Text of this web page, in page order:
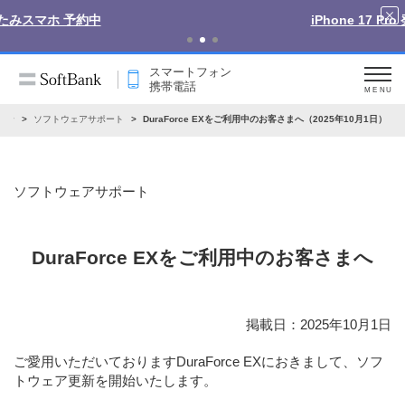
スマートフォン
携帯電話
MENU
せ ソフトウェアサポート DuraForce EXをご利用中のお客さまへ（2025年10月1日）
ソフトウェアサポート
DuraForce EXをご利用中のお客さまへ
掲載日：2025年10月1日
ご愛用いただいておりますDuraForce EXにおきまして、ソフ
トウェア更新を開始いたします。